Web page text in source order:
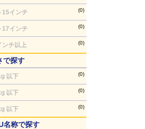
15インチ (0)
17インチ (0)
ンチ以上 (0)
で探す
以下 (0)
以下 (0)
以下 (0)
名称で探す